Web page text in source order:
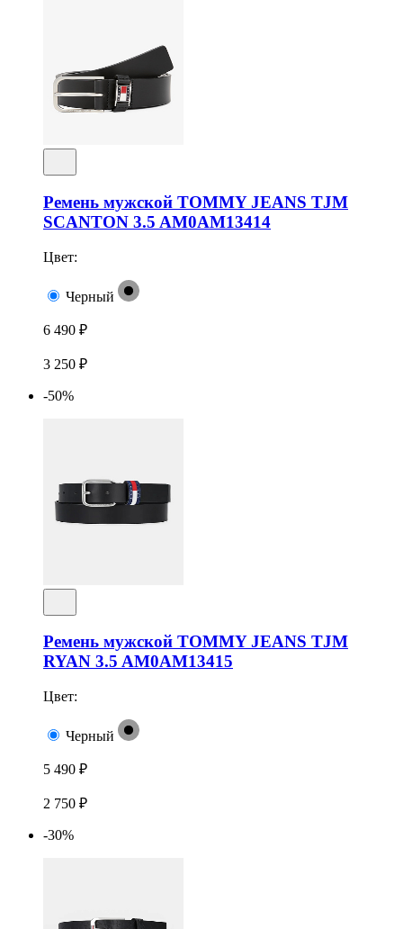
Ремень мужской TOMMY JEANS TJM
SCANTON 3.5 AM0AM13414
Цвет:
Черный
6 490 ₽
3 250 ₽
-50%
Ремень мужской TOMMY JEANS TJM
RYAN 3.5 AM0AM13415
Цвет:
Черный
5 490 ₽
2 750 ₽
-30%